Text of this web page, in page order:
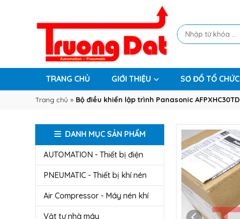
TRANG CHỦ GIỚI THIỆU SƠ ĐỒ TỔ CHỨC
Trang chủ » Bộ điều khiển lập trình Panasonic AFPXHC30TD
DANH MỤC SẢN PHẨM
AUTOMATION - Thiết bị điện
PNEUMATIC - Thiết bị khí nén
Air Compressor - Máy nén khí
Vật tư nhà máy